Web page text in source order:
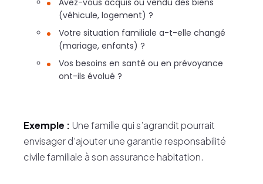
Avez-vous acquis ou vendu des biens
(véhicule, logement) ?
Votre situation familiale a-t-elle changé
(mariage, enfants) ?
Vos besoins en santé ou en prévoyance
ont-ils évolué ?
Exemple : Une famille qui s’agrandit pourrait
envisager d’ajouter une garantie responsabilité
civile familiale à son assurance habitation.